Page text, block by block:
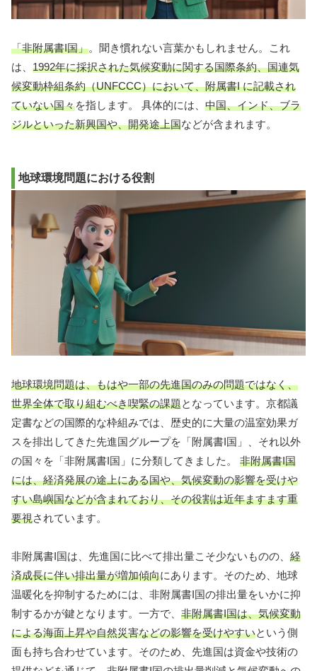
「非附属書I国」。聞き慣れない言葉かもしれません。これ
は、 1992年に採択された気候変動に関する国際条約、国連気
候変動枠組条約（UNFCCC）において、附属書I に記載され
ていない国々を指します。 具体的には、 中国、インド、ブラ
ジルといった新興国や、開発途上国などが含まれます。
地球環境問題における役割
地球環境問題は、もはや一部の先進国のみの問題ではなく、
世界全体で取り組むべき喫緊の課題となっています。京都議
定書などの国際的な枠組みでは、歴史的に大量の温室効果ガ
スを排出してきた先進国グループを「附属書I国」、それ以外
の国々を「非附属書I国」に分類してきました。 非附属書I国
には、経済発展の途上にある国や、気候変動の影響を受けや
すい島嶼国などが含まれており、その役割は近年ますます重
要視されています。
非附属書I国は、先進国に比べて排出量こそ少ないものの、 経
済成長に伴い排出量が増加傾向にあります。そのため、地球
温暖化を抑制するためには、非附属書I国の排出量をいかに抑
制するかが鍵となります。一方で、 非附属書I国は、気候変動
による海面上昇や自然災害などの影響を受けやすいという側
面も持ち合わせています。そのため、先進国は資金や技術の